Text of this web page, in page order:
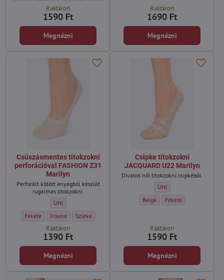
Raktáron
1590 Ft
Megnézni
Raktáron
1690 Ft
Megnézni
Csúszásmentes titokzokni
perforációval FASHION Z31
Marilyn
Perforált kötött anyagból készült
rugalmas titokzokni.
Csúszásmentes titokzokni perforációval FASHION Z31 Marilyn -
UNI
Csúszásmentes titokzokni perforációval FASHION Z31 Marilyn - Szín:
Fekete Csúszásmentes titokzokni perforációval FASHION Z31 Marilyn - Szín:
Visone Csúszásmentes titokzokni perforációval FASHION Z31
Szürke
Raktáron
1390 Ft
Megnézni
Csipke titokzokni
JACQUARD U22 Marilyn
Divatos női titokzokni csipkéből.
Csipke titokzokni
UNI
Csipke titokzokni JACQUARD
Beige Csipke titokzokni
Fekete
Raktáron
1590 Ft
Megnézni